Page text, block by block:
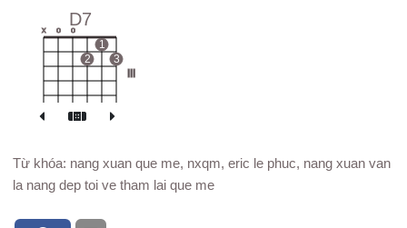
D7
x o o
2
1
3
Từ khóa: nang xuan que me, nxqm, eric le phuc, nang xuan van
la nang dep toi ve tham lai que me